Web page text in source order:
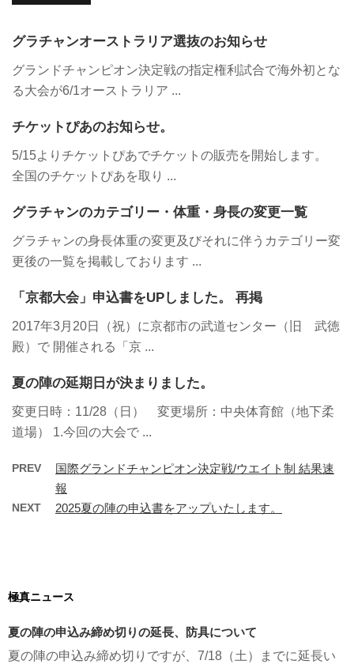
グラチャンオーストラリア選抜のお知らせ
グランドチャンピオン決定戦の指定権利試合で海外初とな
る大会が6/1オーストラリア ...
チケットぴあのお知らせ。
5/15よりチケットぴあでチケットの販売を開始します。
全国のチケットぴあを取り ...
グラチャンのカテゴリー・体重・身長の変更一覧
グラチャンの身長体重の変更及びそれに伴うカテゴリー変
更後の一覧を掲載しております ...
「京都大会」申込書をUPしました。 再掲
2017年3月20日（祝）に京都市の武道センター（旧 武徳
殿）で 開催される「京 ...
夏の陣の延期日が決まりました。
変更日時：11/28（日） 変更場所：中央体育館（地下柔
道場） 1.今回の大会で ...
PREV
国際グランドチャンピオン決定戦/ウエイト制 結果速
報
NEXT 2025夏の陣の申込書をアップいたします。
極真ニュース
夏の陣の申込み締め切りの延長、防具について
夏の陣の申込み締め切りですが、7/18（土）までに延長い